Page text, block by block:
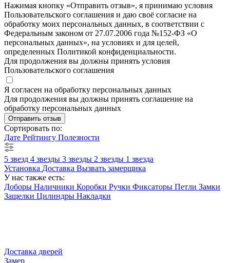
Нажимая кнопку «Отправить отзыв», я принимаю условия
Пользовательского соглашения и даю своё согласие на
обработку моих персональных данных, в соответствии с
Федеральным законом от 27.07.2006 года №152-ФЗ «О
персональных данных», на условиях и для целей,
определенных Политикой конфиденциальности.
Для продолжения вы должны принять условия
Пользовательского соглашения
Я согласен на обработку персональных данных
Для продолжения вы должны принять соглашение на
обработку персональных данных
Отправить отзыв
Сортировать по:
Дате Рейтингу Полезности
5 звезд 4 звезды 3 звезды 2 звезды 1 звезда
Установка Доставка Вызвать замерщика
У нас также есть:
Доборы Наличники Коробки Ручки Фиксаторы Петли Замки
Защелки Цилиндры Накладки
Доставка дверей
Замер